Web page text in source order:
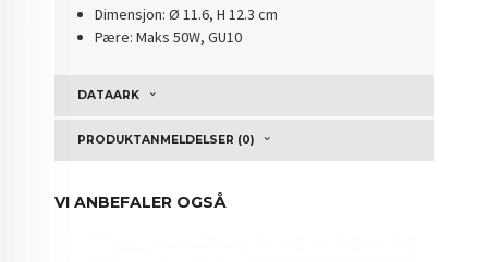
Dimensjon: Ø 11.6, H 12.3 cm
Pære: Maks 50W, GU10
DATAARK
PRODUKTANMELDELSER (0)
VI ANBEFALER OGSÅ